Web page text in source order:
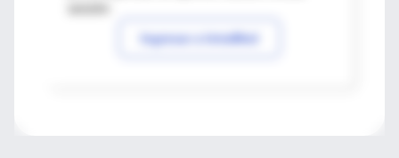
Ingresar a IntraMed